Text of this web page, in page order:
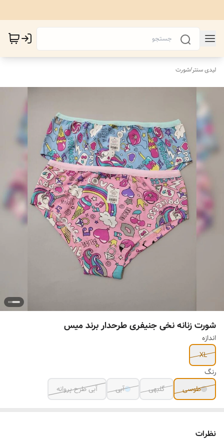
لیدی سنتر/شورت
شورت زنانه نخی جنیفری طرحدار برند میس
اندازه
XL
رنگ
طوسی
گلبهی آبی آبی طرح پروانه
نظرات